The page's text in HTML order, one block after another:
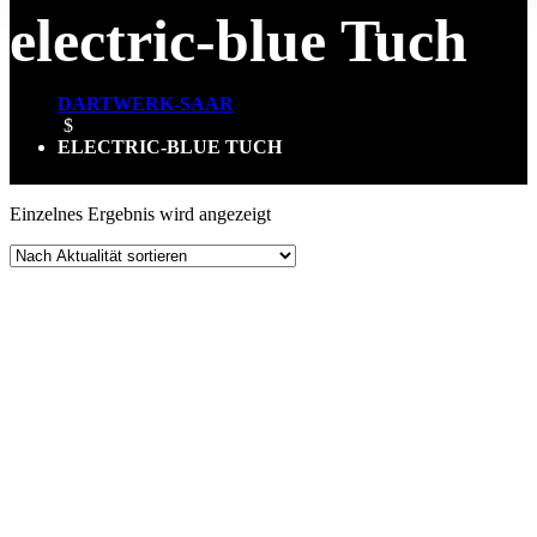
electric-blue Tuch
DARTWERK-SAAR
$
ELECTRIC-BLUE TUCH
Einzelnes Ergebnis wird angezeigt